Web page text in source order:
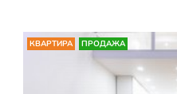
КВАРТИРА ПРОДАЖА